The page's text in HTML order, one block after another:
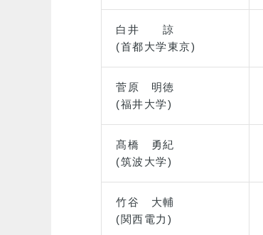
白井 諒
(首都大学東京)
菅原 明徳
(福井大学)
髙橋 勇紀
(筑波大学)
竹谷 大輔
(関西電力)